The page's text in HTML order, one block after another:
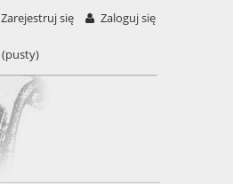
Zarejestruj się Zaloguj się
(pusty)